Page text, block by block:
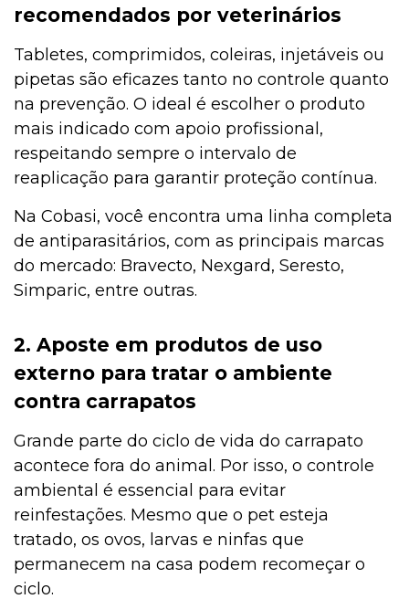
recomendados por veterinários
Tabletes, comprimidos, coleiras, injetáveis ou
pipetas são eficazes tanto no controle quanto
na prevenção. O ideal é escolher o produto
mais indicado com apoio profissional,
respeitando sempre o intervalo de
reaplicação para garantir proteção contínua.
Na Cobasi, você encontra uma linha completa
de antiparasitários, com as principais marcas
do mercado: Bravecto, Nexgard, Seresto,
Simparic, entre outras.
2. Aposte em produtos de uso
externo para tratar o ambiente
contra carrapatos
Grande parte do ciclo de vida do carrapato
acontece fora do animal. Por isso, o controle
ambiental é essencial para evitar
reinfestações. Mesmo que o pet esteja
tratado, os ovos, larvas e ninfas que
permanecem na casa podem recomeçar o
ciclo.